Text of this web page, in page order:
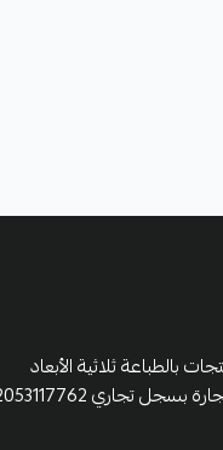
بالطباعة ثلاثية الأبعاد
تجاري 2053117762.